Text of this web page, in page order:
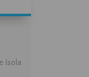
Isola